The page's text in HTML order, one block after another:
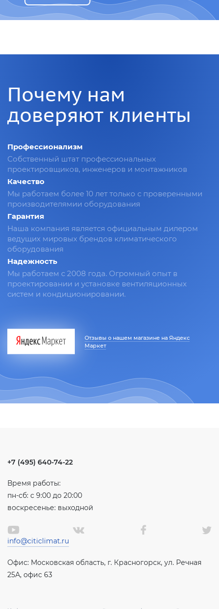
Почему нам
доверяют клиенты
Профессионализм
Собственный штат профессиональных
проектировщиков, инженеров и монтажников
Качество
Мы работаем более 10 лет только с проверенными
производителямии оборудования
Гарантия
Наша компания является официальным дилером
ведущих мировых брендов климатического
оборудования
Надежность
Мы работаем с 2008 года. Огромный опыт в
проектировании и установке вентиляционных
систем и кондиционировании.
Отзывы о нашем магазине на Яндекс
Маркет
+7 (495) 640-74-22
Время работы:
пн-сб: с 9:00 до 20:00
воскресенье: выходной
info@citiclimat.ru
Офис: Московская область, г. Красногорск, ул. Речная
25А, офис 63